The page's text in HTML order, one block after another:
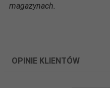
magazynach.
OPINIE KLIENTÓW